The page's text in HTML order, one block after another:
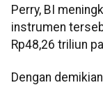
Perry, BI
instrumen
Rp48,26 triliun
Dengan